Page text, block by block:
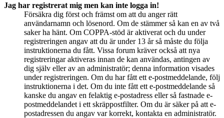
Jag har registrerat mig men kan inte logga in!
Försäkra dig först och främst om att du anger rätt
användarnamn och lösenord. Om de stämmer så kan en av två
saker ha hänt. Om COPPA-stöd är aktiverat och du under
registreringen angav att du är under 13 år så måste du följa
instruktionerna du fått. Vissa forum kräver också att nya
registreringar aktiveras innan de kan användas, antingen av
dig själv eller av an administratör; denna information visades
under registreringen. Om du har fått ett e-postmeddelande, följ
instruktionerna i det. Om du inte fått ett e-postmeddelande så
kanske du angav en felaktig e-postadress eller så fastnade e-
postmeddelandet i ett skräppostfilter. Om du är säker på att e-
postadressen du angav var korrekt, kontakta en administratör.